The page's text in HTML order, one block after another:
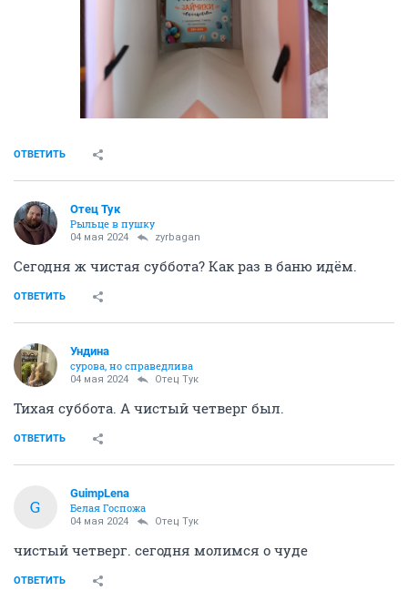
ОТВЕТИТЬ
Отец Тук
Рыльце в пушку
04 мая 2024 zyrbagan
Сегодня ж чистая суббота? Как раз в баню идём.
ОТВЕТИТЬ
Ундинa
сурова, но справедлива
04 мая 2024 Отец Тук
Тихая суббота. А чистый четверг был.
ОТВЕТИТЬ
G
GuimpLena
Белая Госпожа
04 мая 2024 Отец Тук
чистый четверг. сегодня молимся о чуде
ОТВЕТИТЬ